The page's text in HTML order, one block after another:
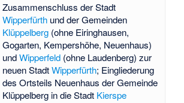
Zusammenschluss der Stadt
Wipperfürthund der Gemeinden
Klüppelberg(ohne Eiringhausen,
Gogarten, Kempershöhe, Neuenhaus)
undWipperfeld(ohne Laudenberg) zur
neuen StadtWipperfürth; Eingliederung
des Ortsteils Neuenhaus der Gemeinde
Klüppelberg in die Stadt Kierspe